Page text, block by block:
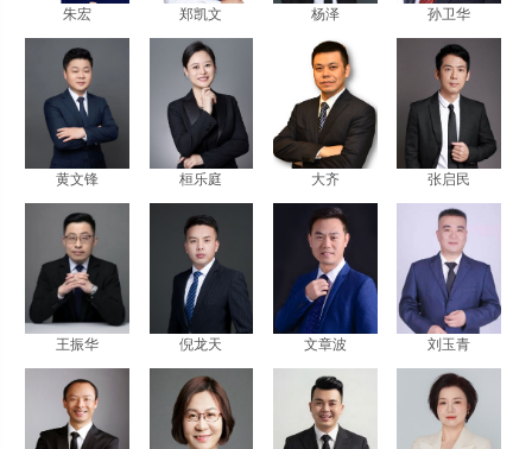
朱宏 郑凯文 杨泽 孙卫华
黄文锋 桓乐庭 大齐 张启民
王振华 倪龙天 文章波 刘玉青